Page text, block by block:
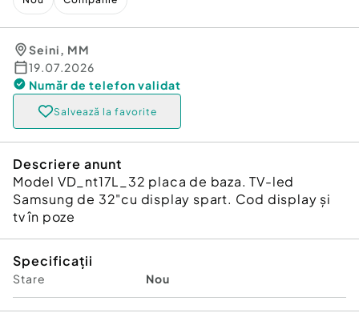
Seini, MM
19.07.2026
Număr de telefon validat
Salvează la favorite
Descriere anunt
Model VD_nt17L_32 placa de baza. TV-led
Samsung de 32"cu display spart. Cod display și
tv în poze
Specificații
Stare Nou